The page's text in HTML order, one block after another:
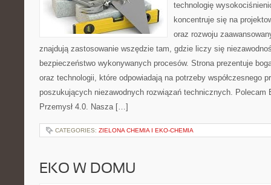
technologię
koncentruje się na
oraz rozwoju
znajdują zastosowanie wszędzie tam, gdzie liczy się
bezpieczeństwo wykonywanych procesów. Strona prezentuje
oraz technologii, które odpowiadają na potrzeby współczesnego
poszukujących niezawodnych rozwiązań technicznych. Polecam
Przemysł 4.0. Nasza […]
CATEGORIES: ZIELONA CHEMIA I EKO-CHEMIA
EKO W DOMU